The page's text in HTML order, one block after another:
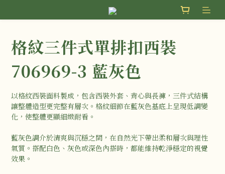
格紋三件式單排扣西裝
706969-3 藍灰色
以格紋西裝面料製成，包含西裝外套、背心與長褲，三件式結構
讓整體造型更完整有層次。格紋細節在藍灰色基底上呈現低調變
化，使整體更顯細緻耐看。
藍灰色調介於清爽與沉穩之間，在自然光下帶出柔和層次與理性
氣質。搭配白色、灰色或深色內搭時，都能維持乾淨穩定的視覺
效果。